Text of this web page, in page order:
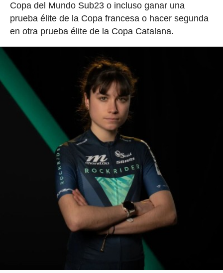
Copa del Mundo Sub23 o incluso ganar una
prueba élite de la Copa francesa o hacer segunda
en otra prueba élite de la Copa Catalana.